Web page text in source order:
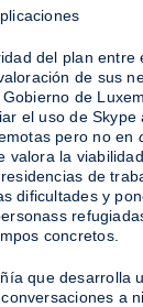
del plan entre
de sus
de
el uso de Skype
pero no en
valora la
de
dificultades y
concretos.
que desarrolla
a